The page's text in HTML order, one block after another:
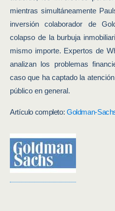
mientras simultáneamente
inversión colaborador de
colapso de la burbuja
mismo importe. Expertos de
analizan los problemas
caso que ha captado la
público en general.
Artículo completo: Goldman-